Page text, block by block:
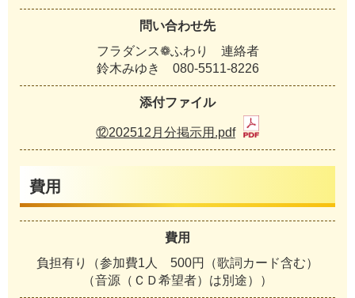
問い合わせ先
フラダンス❁ふわり 連絡者
鈴木みゆき 080-5511-8226
添付ファイル
⑫202512月分掲示用.pdf
費用
費用
負担有り（参加費1人 500円（歌詞カード含む）
（音源（ＣＤ希望者）は別途））